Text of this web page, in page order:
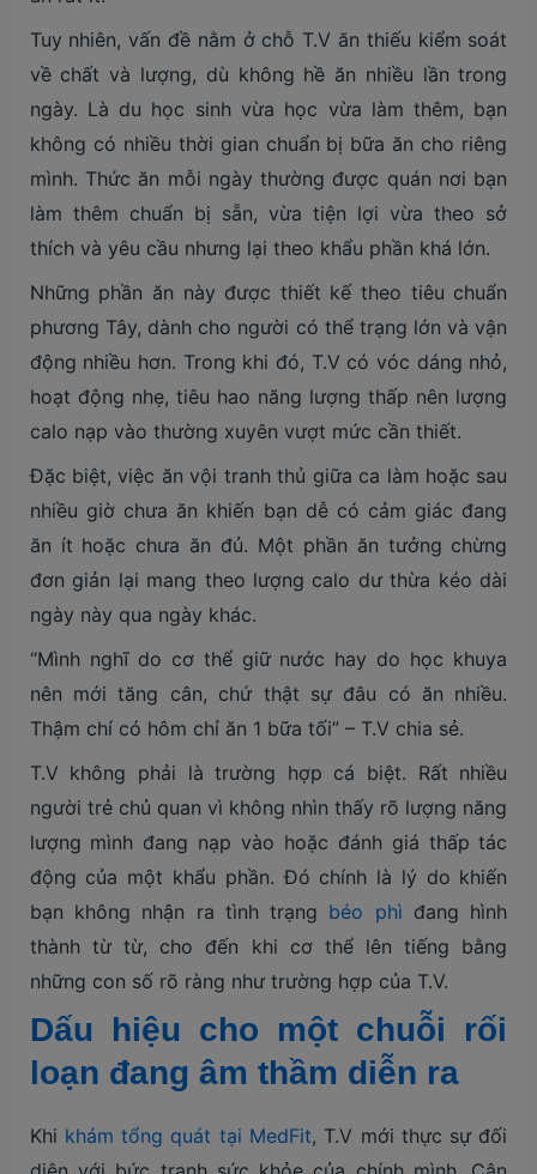
Tuy nhiên, vấn đề nằm ở chỗ T.V ăn thiếu kiểm soát
về chất và lượng, dù không hề ăn nhiều lần trong
ngày. Là du học sinh vừa học vừa làm thêm, bạn
không có nhiều thời gian chuẩn bị bữa ăn cho riêng
mình. Thức ăn mỗi ngày thường được quán nơi bạn
làm thêm chuẩn bị sẵn, vừa tiện lợi vừa theo sở
thích và yêu cầu nhưng lại theo khẩu phần khá lớn.
Những phần ăn này được thiết kế theo tiêu chuẩn
phương Tây, dành cho người có thể trạng lớn và vận
động nhiều hơn. Trong khi đó, T.V có vóc dáng nhỏ,
hoạt động nhẹ, tiêu hao năng lượng thấp nên lượng
calo nạp vào thường xuyên vượt mức cần thiết.
Đặc biệt, việc ăn vội tranh thủ giữa ca làm hoặc sau
nhiều giờ chưa ăn khiến bạn dễ có cảm giác đang
ăn ít hoặc chưa ăn đủ. Một phần ăn tưởng chừng
đơn giản lại mang theo lượng calo dư thừa kéo dài
ngày này qua ngày khác.
“Mình nghĩ do cơ thể giữ nước hay do học khuya
nên mới tăng cân, chứ thật sự đâu có ăn nhiều.
Thậm chí có hôm chỉ ăn 1 bữa tối” – T.V chia sẻ.
T.V không phải là trường hợp cá biệt. Rất nhiều
người trẻ chủ quan vì không nhìn thấy rõ lượng năng
lượng mình đang nạp vào hoặc đánh giá thấp tác
động của một khẩu phần. Đó chính là lý do khiến
bạn không nhận ra tình trạng béo phì đang hình
thành từ từ, cho đến khi cơ thể lên tiếng bằng
những con số rõ ràng như trường hợp của T.V.
Dấu hiệu cho một chuỗi rối
loạn đang âm thầm diễn ra
Khi khám tổng quát tại MedFit, T.V mới thực sự đối